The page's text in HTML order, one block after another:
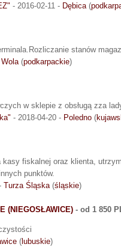
- 2016-02-11 - Dębica(
stanów
(podkarpackie)
w sklepie z obsługą zza
- 2018-04-20 - Poledno (
kasy fiskalnej oraz klienta,
punktów.
Turza Śląska(śląskie)
(NIEGOSŁAWICE) - od 1 850
( lubuskie)